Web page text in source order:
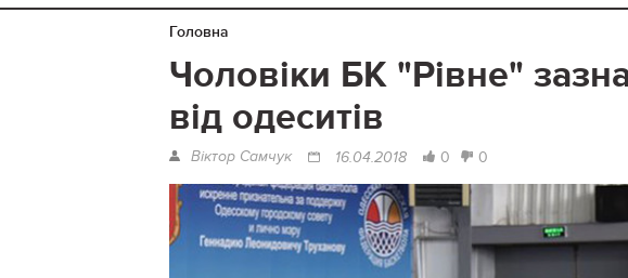
Головна
Чоловіки БК "Рівне"
від одеситів
Віктор Самчук 16.04.2018 0 0